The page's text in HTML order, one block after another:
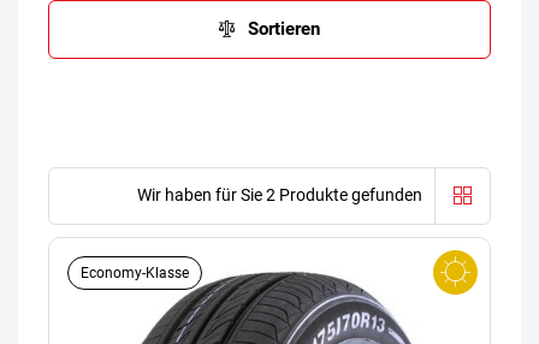
Sortieren
Wir haben für Sie 2 Produkte gefunden
Economy-Klasse